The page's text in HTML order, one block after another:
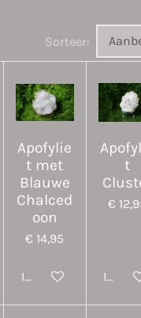
Sorteer:
Apofylie
t met
Blauwe
Chalced
oon
€ 14,95
In winkelwagen
t
€
In